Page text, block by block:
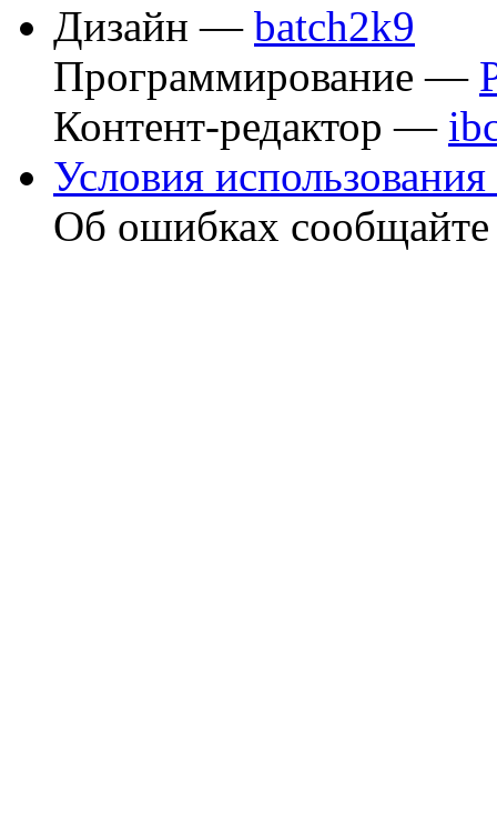
Дизайн — batch2k9
Программирование —
Контент-редактор —
Условия использования
Об ошибках